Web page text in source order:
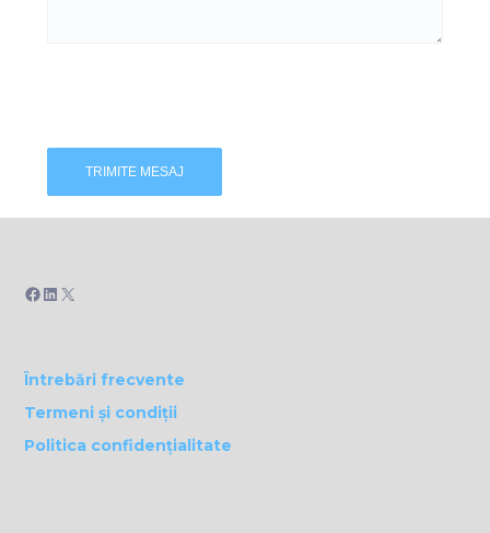
Facebook
LinkedIn
X
Întrebări frecvente
Termeni și condiții
Politica confidențialitate